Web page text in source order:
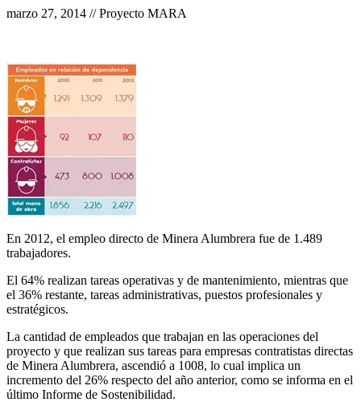
marzo 27, 2014 // Proyecto MARA
En 2012, el empleo directo de Minera Alumbrera fue de 1.489
trabajadores.
El 64% realizan tareas operativas y de mantenimiento, mientras que
el 36% restante, tareas administrativas, puestos profesionales y
estratégicos.
La cantidad de empleados que trabajan en las operaciones del
proyecto y que realizan sus tareas para empresas contratistas directas
de Minera Alumbrera, ascendió a 1008, lo cual implica un
incremento del 26% respecto del año anterior, como se informa en el
último Informe de Sostenibilidad.